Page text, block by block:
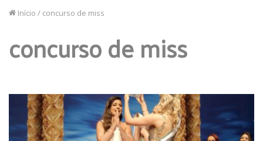
Início / concurso de miss
concurso de miss